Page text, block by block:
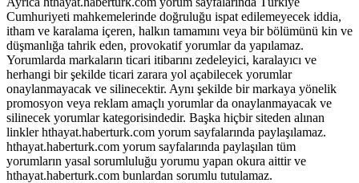
Cumhuriyeti mahkemelerinde doğruluğu ispat edilemeyecek iddia,
itham ve karalama içeren, halkın tamamını veya bir bölümünü kin ve
düşmanlığa tahrik eden, provokatif yorumlar da yapılamaz.
Yorumlarda markaların ticari itibarını zedeleyici, karalayıcı ve
herhangi bir şekilde ticari zarara yol açabilecek yorumlar
onaylanmayacak ve silinecektir. Aynı şekilde bir markaya yönelik
promosyon veya reklam amaçlı yorumlar da onaylanmayacak ve
silinecek yorumlar kategorisindedir. Başka hiçbir siteden alınan
linkler hthayat.haberturk.com yorum sayfalarında paylaşılamaz.
hthayat.haberturk.com yorum sayfalarında paylaşılan tüm
yorumların yasal sorumluluğu yorumu yapan okura aittir ve
hthayat.haberturk.com bunlardan sorumlu tutulamaz.